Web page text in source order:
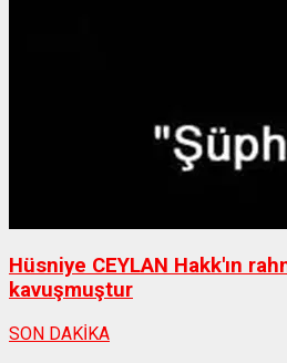
Hüsniye CEYLAN Hakk'ın
kavuşmuştur
SON DAKİKA